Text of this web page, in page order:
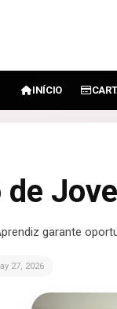
INÍCIO
de
garante
27, 2026